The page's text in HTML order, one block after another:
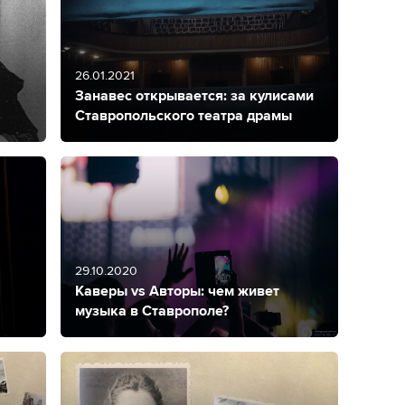
26.01.2021
Занавес открывается: за кулисами
Ставропольского театра драмы
29.10.2020
Каверы vs Авторы: чем живет
музыка в Ставрополе?